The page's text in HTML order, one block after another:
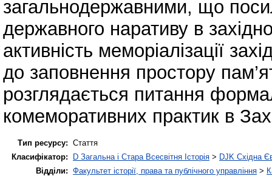
загальнодержавними, що
державного наративу в
активність меморіалізації
до заповнення простору
розглядається питання
комеморативних практик в
Тип ресурсу: Стаття
Класифікатор:
D Загальна і Стара Всесвітня Історія > DJK Східна
Відділи: Факультет історії, права та публічного управління >